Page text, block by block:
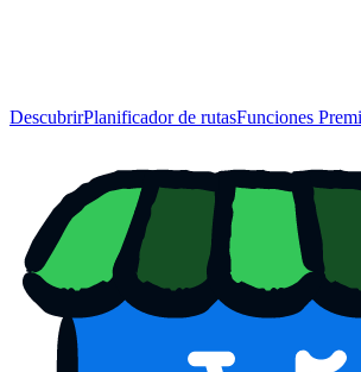
DescubrirPlanificador de rutasFunciones